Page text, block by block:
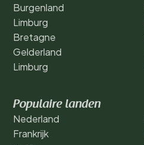
Burgenland
Limburg
Bretagne
Gelderland
Limburg
Populaire landen
Nederland
Frankrijk